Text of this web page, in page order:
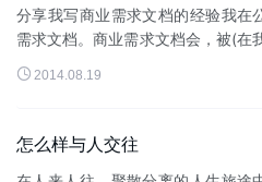
分享我写商业需求文档的经验我在
需求文档。商业需求文档会，被(在
有可能，我将获得与投资人会谈的
投资人的兴趣。我写商业...
 2014.08.19
怎么样与人交往